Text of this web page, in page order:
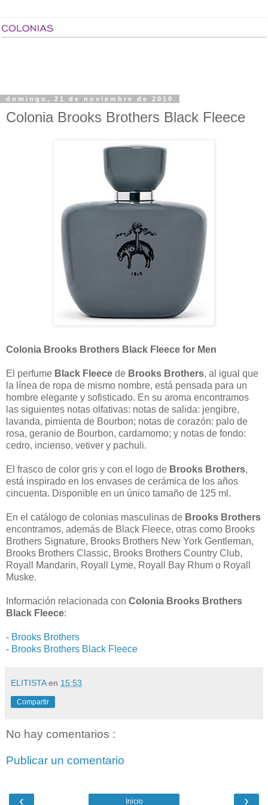
domingo, 21 de noviembre de 2010
Colonia Brooks Brothers Black Fleece
Colonia Brooks Brothers Black Fleece for Men
El perfume Black Fleece de Brooks Brothers, al igual que
la línea de ropa de mismo nombre, está pensada para un
hombre elegante y sofisticado. En su aroma encontramos
las siguientes notas olfativas: notas de salida: jengibre,
lavanda, pimienta de Bourbon; notas de corazón: palo de
rosa, geranio de Bourbon, cardamomo; y notas de fondo:
cedro, incienso, vetiver y pachuli.
El frasco de color gris y con el logo de Brooks Brothers,
está inspirado en los envases de cerámica de los años
cincuenta. Disponible en un único tamaño de 125 ml.
En el catálogo de colonias masculinas de Brooks Brothers
encontramos, además de Black Fleece, otras como Brooks
Brothers Signature, Brooks Brothers New York Gentleman,
Brooks Brothers Classic, Brooks Brothers Country Club,
Royall Mandarin, Royall Lyme, Royall Bay Rhum o Royall
Muske.
Información relacionada con Colonia Brooks Brothers
Black Fleece:
- Brooks Brothers
- Brooks Brothers Black Fleece
ELITISTAen 15:53
Compartir
No hay comentarios :
Publicar un comentario
‹ ›
Inicio